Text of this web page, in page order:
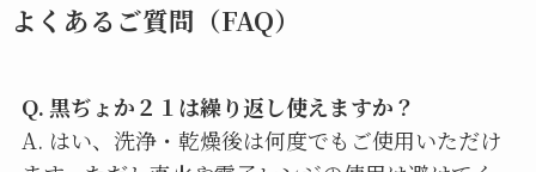
よくあるご質問（FAQ）
Q. 黒ぢょか２１は繰り返し使えますか？
A. はい、洗浄・乾燥後は何度でもご使用いただけ